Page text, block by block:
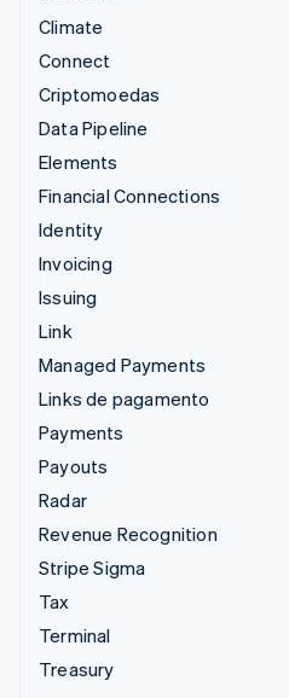
Climate
Connect
Criptomoedas
Data Pipeline
Elements
Financial Connections
Identity
Invoicing
Issuing
Link
Managed Payments
Links de pagamento
Payments
Payouts
Radar
Revenue Recognition
Stripe Sigma
Tax
Terminal
Treasury